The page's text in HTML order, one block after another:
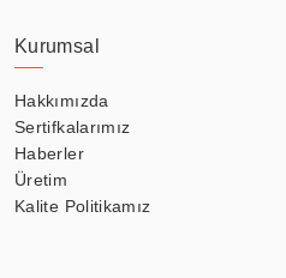
Kurumsal
Hakkımızda
Sertifkalarımız
Haberler
Üretim
Kalite Politikamız